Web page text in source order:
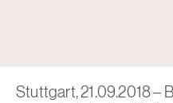
Stuttgart, 21.09.2018 –